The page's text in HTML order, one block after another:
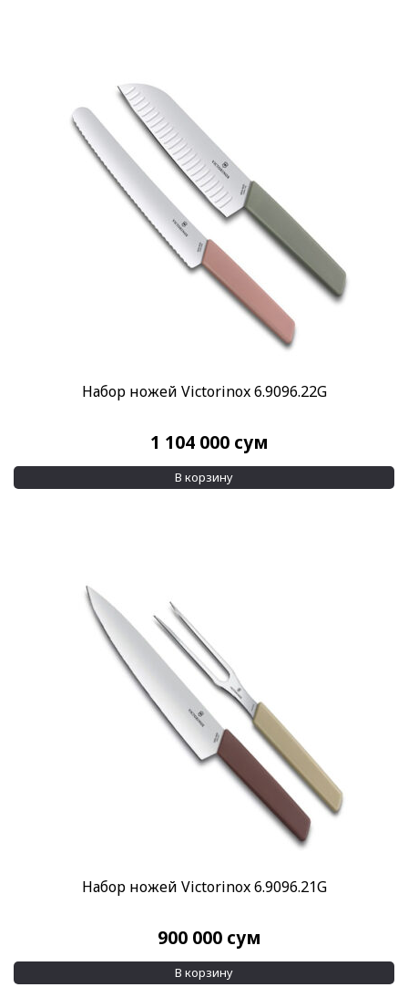
Набор ножей Victorinox 6.9096.22G
1 104 000 сум
В корзину
Набор ножей Victorinox 6.9096.21G
900 000 сум
В корзину